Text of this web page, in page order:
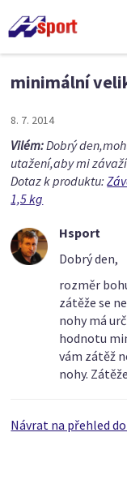
minimální
8. 7. 2014
Vilém:Dobrý
utažení,aby mi
Dotaz k produktu:
1,5 kg
Hsport
Dobrý den,
rozměr
zátěže se
nohy má
hodnotu
vám zátěž
nohy.
Návrat na přehled